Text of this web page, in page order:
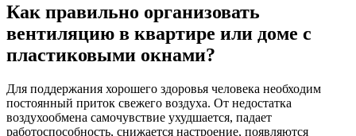
Как правильно организовать
вентиляцию в квартире или доме с
пластиковыми окнами?
Для поддержания хорошего здоровья человека необходим
постоянный приток свежего воздуха. От недостатка
воздухообмена самочувствие ухудшается, падает
работоспособность, снижается настроение, появляются